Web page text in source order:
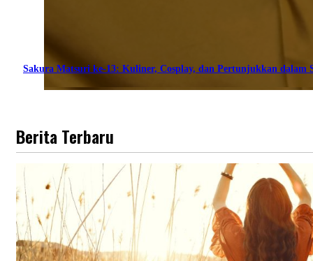
Sakura Matsuri ke-13: Kuliner, Cosplay, dan Pertunjukkan dalam
Berita Terbaru